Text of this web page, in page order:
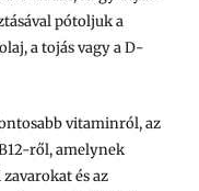
pótoljuk a
a tojás vagy a D-
vitaminról, az
ről, amelynek
és az